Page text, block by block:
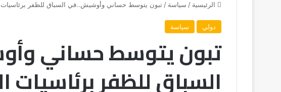
الرئيسية / سياسة / تبون يتوسط حساني وأوشيش..في السباق للظفر برئاسيات
دولي سياسة
تبون يتوسط حساني
السباق للظفر برئاسيات